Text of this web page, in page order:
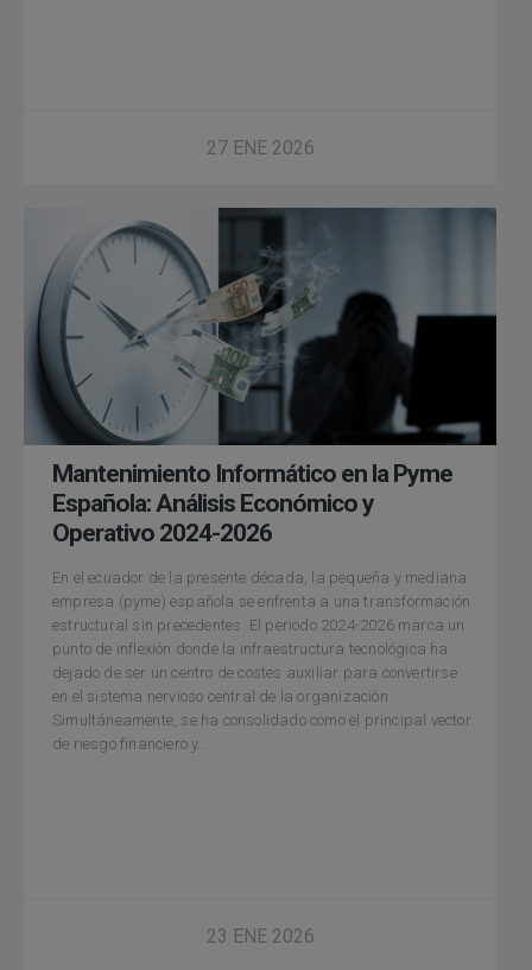
27 ENE 2026
Mantenimiento Informático en la Pyme
Española: Análisis Económico y
Operativo 2024-2026
En el ecuador de la presente década, la pequeña y mediana
empresa (pyme) española se enfrenta a una transformación
estructural sin precedentes. El periodo 2024-2026 marca un
punto de inflexión donde la infraestructura tecnológica ha
dejado de ser un centro de costes auxiliar para convertirse
en el sistema nervioso central de la organización.
Simultáneamente, se ha consolidado como el principal vector
de riesgo financiero y...
23 ENE 2026